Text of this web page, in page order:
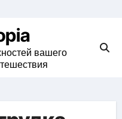
вашего